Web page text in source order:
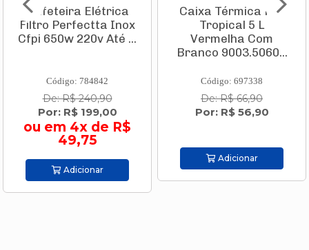
Cafeteira Elétrica
Filtro Perfectta Inox
Cfpi 650w 220v Até ...
Código: 784842
De: R$ 240,90
Por: R$ 199,00
ou em 4x de R$
49,75
Adicionar
Caixa Térmica Pvc
Tropical 5 L
Vermelha Com
Branco 9003.5060...
Código: 697338
De: R$ 66,90
Por: R$ 56,90
Adicionar